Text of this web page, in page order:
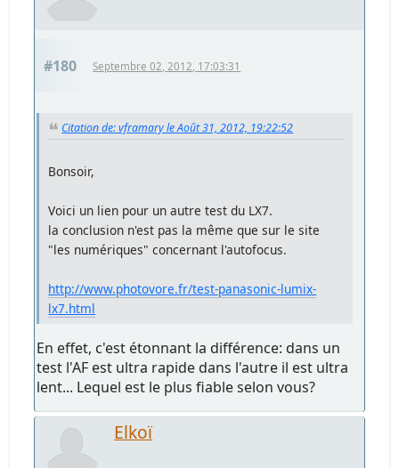
#180 Septembre 02, 2012, 17:03:31
Citation de: vframary le Août 31, 2012, 19:22:52
Bonsoir,
Voici un lien pour un autre test du LX7.
la conclusion n'est pas la même que sur le site
"les numériques" concernant l'autofocus.
http://www.photovore.fr/test-panasonic-lumix-
lx7.html
En effet, c'est étonnant la différence: dans un
test l'AF est ultra rapide dans l'autre il est ultra
lent... Lequel est le plus fiable selon vous?
Elkoï